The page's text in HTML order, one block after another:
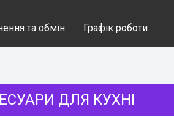
та обмін Графік роботи
ДЛЯ КУХНІ